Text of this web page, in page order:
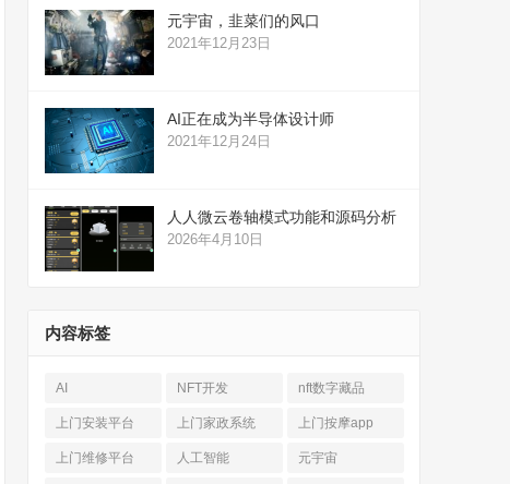
元宇宙，韭菜们的风口
2021年12月23日
AI正在成为半导体设计师
2021年12月24日
人人微云卷轴模式功能和源码分析
2026年4月10日
内容标签
AI NFT开发 nft数字藏品
上门安装平台 上门家政系统 上门按摩app
上门维修平台 人工智能 元宇宙